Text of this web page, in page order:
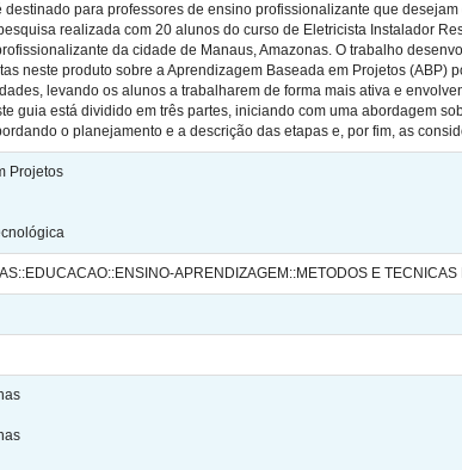
destinado para professores de ensino profissionalizante que
realizada com 20 alunos do curso de Eletricista Instalador
da cidade de Manaus, Amazonas. O trabalho
neste produto sobre a Aprendizagem Baseada em Projetos (ABP)
levando os alunos a trabalharem de forma mais ativa e
guia está dividido em três partes, iniciando com uma abordagem
o planejamento e a descrição das etapas e, por fim, as
Projetos
APRENDIZAGEM::METODOS E TECNICAS